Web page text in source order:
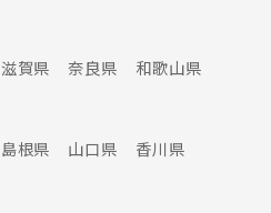
滋賀県 奈良県 和歌山県
島根県 山口県
香川県